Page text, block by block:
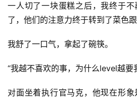
一人切了一块蛋糕之后，我终于
了，他们的注意力终于转到了菜色
我舒了一口气，拿起了碗筷。
“我越不喜欢的事，为什么level越要
对面坐着执行官马克，他现在形